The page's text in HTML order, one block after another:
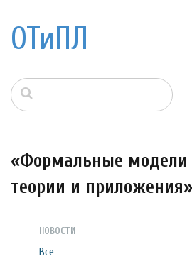
ОТиПЛ
«Формальные
теории и приложения»
НОВОСТИ
Все